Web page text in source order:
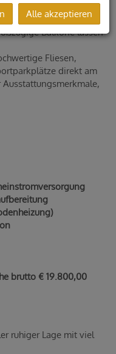
ab 42 m² bis ca. 90
Balkone lassen
Fliesen,
direkt am
brutto € 19.800,00
ruhiger Lage mit viel
Alle akzeptieren